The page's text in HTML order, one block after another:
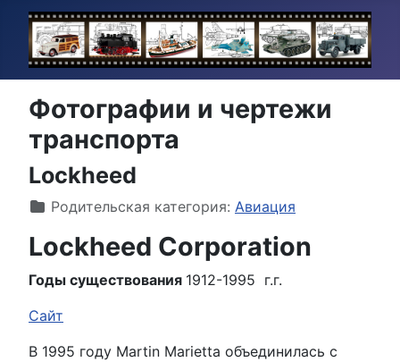
Фотографии и чертежи
транспорта
Lockheed
Информация о материале
Родительская категория: Авиация
Lockheed Corporation
Годы существования 1912-1995 г.г.
Сайт
В 1995 году Martin Marietta объединилась с